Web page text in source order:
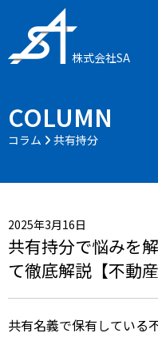
株式会社SA
COLUMN
コラム 共有持分
2025年3月16日
共有持分で悩みを
て徹底解説【不動
共有名義で保有している